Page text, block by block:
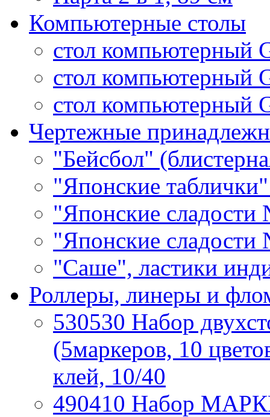
Компьютерные столы
стол компьютерный
стол компьютерный
стол компьютерный
Чертежные
"Бейсбол"
"Японские
"Японские
"Японские
"Саше", ластики
Роллеры, линеры и
530530 Набор
(5маркеров, 10
клей, 10/40
490410 Набор